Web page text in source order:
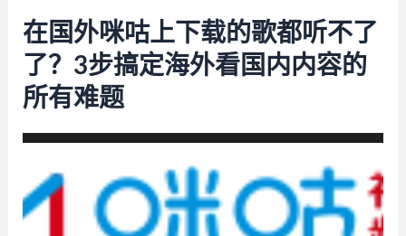
在国外咪咕上下载的歌都听不了
了？3步搞定海外看国内内容的
所有难题